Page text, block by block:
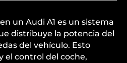
un Audi A1 es un sistema
distribuye la potencia del
del vehículo. Esto
el control del coche,